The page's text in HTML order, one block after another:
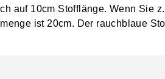
auf 10cm Stofflänge. Wenn Sie
ist 20cm. Der rauchblaue